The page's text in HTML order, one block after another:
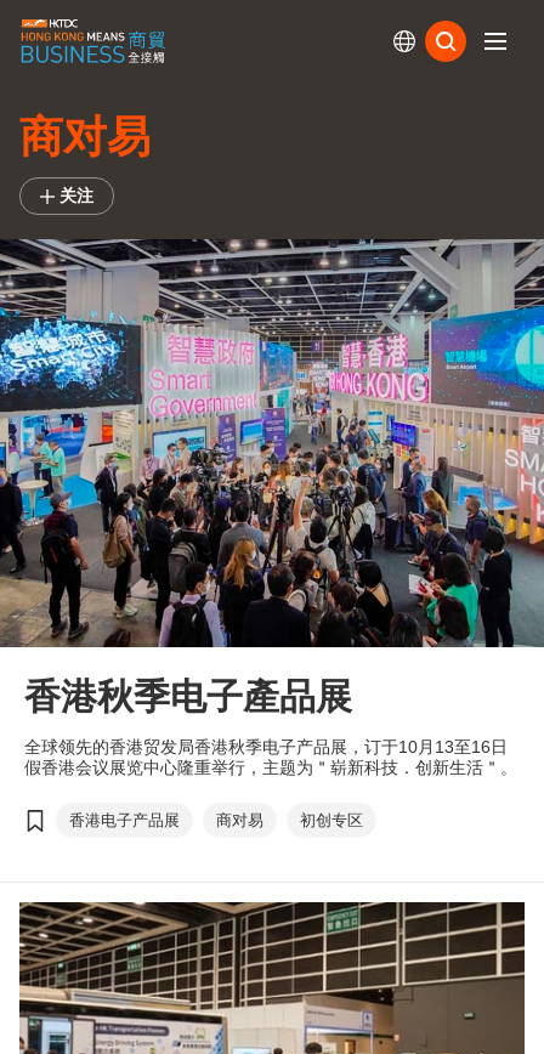
商对易
关注
香港秋季电子產品展
全球领先的香港贸发局香港秋季电子产品展，订于10月13至16日
假香港会议展览中心隆重举行，主题为＂崭新科技．创新生活＂。
香港电子产品展 商对易 初创专区